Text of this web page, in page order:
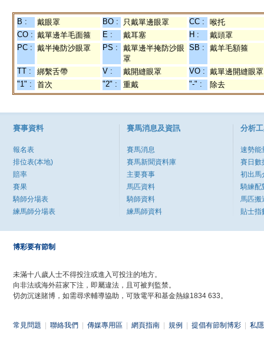
B : 戴眼罩 BO : 只戴單邊眼罩 CC :
喉托
CO : 戴單邊羊毛面箍 E : 戴耳塞 H :
戴頭罩
PC : 戴半掩防沙眼罩 PS :
戴單邊半掩防沙眼
罩
SB : 戴羊毛額箍
TT : 綁繫舌帶 V : 戴開縫眼罩 VO : 戴單邊開縫眼罩
"1" :
首次 "2" : 重戴 "-" : 除去
賽事資料
報名表
排位表(本地)
賠率
賽果
騎師分場表
練馬師分場表
賽馬消息及資訊
賽馬消息
賽馬新聞資料庫
主要賽事
馬匹資料
騎師資料
練馬師資料
分析
速勢能
賽日數
初出馬
騎練配
馬匹搬
貼士指
博彩要有節制
未滿十八歲人士不得投注或進入可投注的地方。
向非法或海外莊家下注，即屬違法，且可被判監禁。
切勿沉迷賭博，如需尋求輔導協助，可致電平和基金熱線1834 633。
常見問題 聯絡我們 傳媒專用區 網頁指南 規例 提倡有節制博彩 私